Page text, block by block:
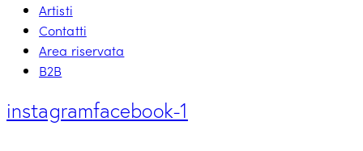
Artisti
Contatti
Area riservata
B2B
instagramfacebook-1